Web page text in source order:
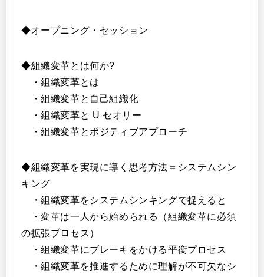
◆オープニング・セッション
◆組織変革とは何か?
・組織変革とは
・組織変革と自己組織化
・組織変革と U セオリー
・組織変革とポジティブアプローチ
◆組織変革を実現に導く思考方法＝システムシン
キング
・組織変革をシステムシンキングで捉えると
・変革は一人から始められる（組織変革に必須
の拡張プロセス）
・組織変革にブレーキをかける平衡プロセス
・組織変革を推進するために理解が不可欠なシ